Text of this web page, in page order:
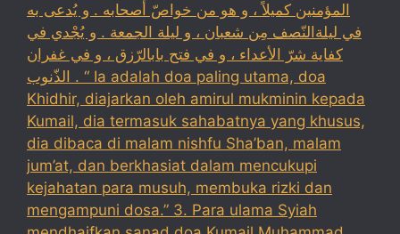
المؤمنين كميلاً ، و هو من خواصّ أصحابه . و يُدعى به
في ليلةالنّصف مِن شعبان ، و ليلة الجمعة . و يُجْدي في
كفاية شرّ الأعداء ، و في فتح بابالرّزق ، و في غفران
الذّنوب . “ Ia adalah doa paling utama, doa
Khidhir, diajarkan oleh amirul mukminin kepada
Kumail, dia termasuk sahabatnya yang khusus,
dia dibaca di malam nishfu Sha’ban, malam
jum’at, dan berkhasiat dalam mencukupi
kejahatan para musuh, membuka rizki dan
mengampuni dosa.” 3. Para ulama Syiah